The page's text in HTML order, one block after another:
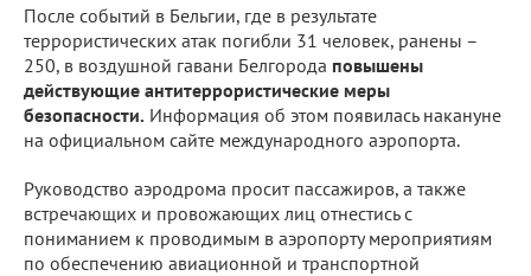
После событий в Бельгии, где в результате
террористических атак погибли 31 человек, ранены –
250, в воздушной гавани Белгорода повышены
действующие антитеррористические меры
безопасности. Информация об этом появилась накануне
на официальном сайте международного аэропорта.
Руководство аэродрома просит пассажиров, а также
встречающих и провожающих лиц отнестись с
пониманием к проводимым в аэропорту мероприятиям
по обеспечению авиационной и транспортной